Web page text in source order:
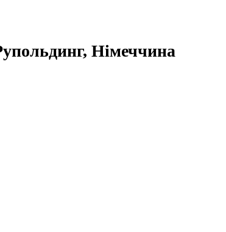
Німеччина